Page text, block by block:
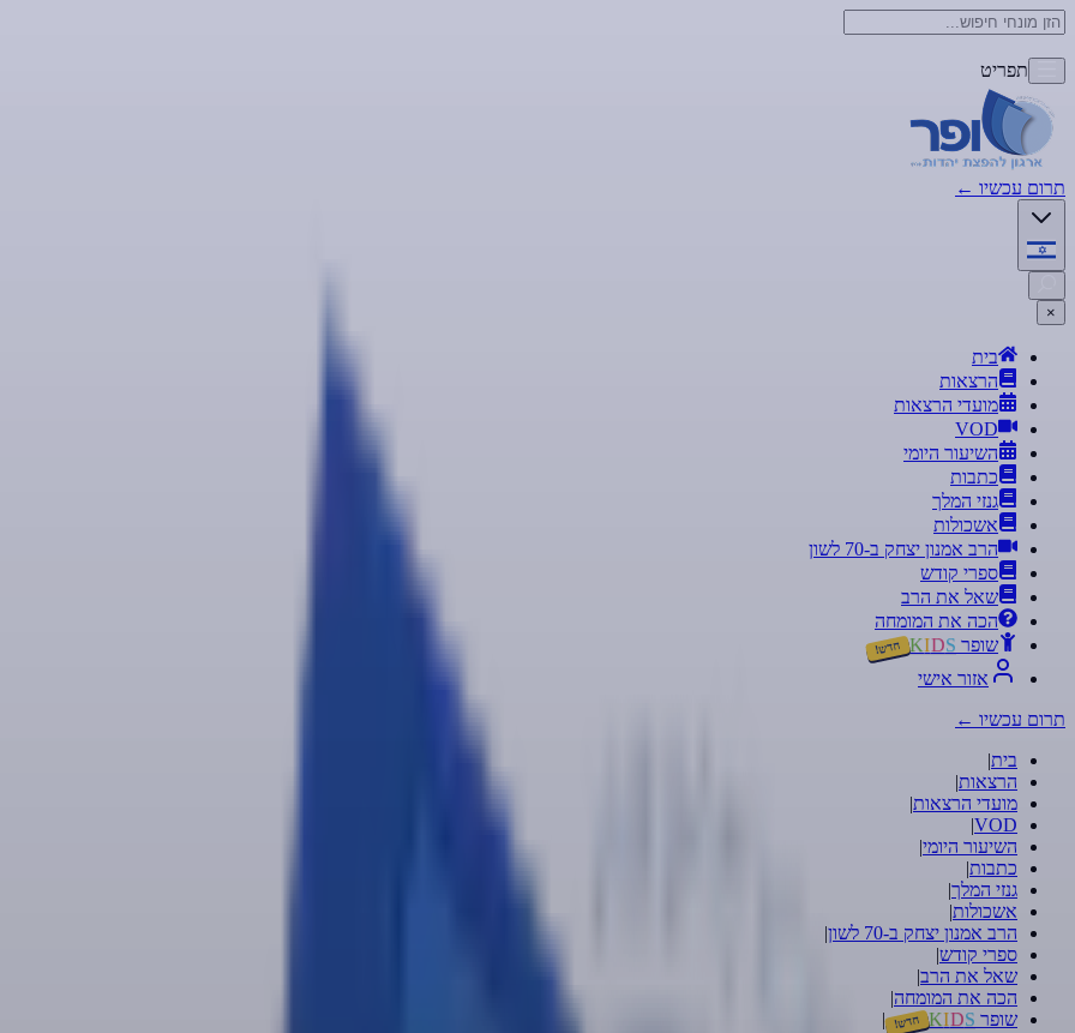
תפריט
תרום עכשיו ←
×
בית
הרצאות
מועדי הרצאות
VOD
השיעור היומי
כתבות
גנזי המלך
אשכולות
הרב אמנון יצחק ב-70 לשון
ספרי קודש
שאל את הרב
הכה את המומחה
שופר
KIDS חדש!
אזור אישי
תרום עכשיו ←
בית|
הרצאות|
מועדי הרצאות|
VOD
|
השיעור היומי|
כתבות|
גנזי המלך|
אשכולות|
הרב אמנון יצחק ב-70 לשון
|
ספרי קודש|
שאל את הרב|
הכה את המומחה|
שופר
KIDS חדש! |